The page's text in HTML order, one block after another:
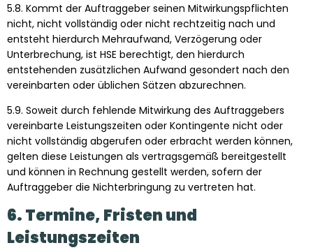
5.8. Kommt der Auftraggeber seinen Mitwirkungspflichten
nicht, nicht vollständig oder nicht rechtzeitig nach und
entsteht hierdurch Mehraufwand, Verzögerung oder
Unterbrechung, ist HSE berechtigt, den hierdurch
entstehenden zusätzlichen Aufwand gesondert nach den
vereinbarten oder üblichen Sätzen abzurechnen.
5.9. Soweit durch fehlende Mitwirkung des Auftraggebers
vereinbarte Leistungszeiten oder Kontingente nicht oder
nicht vollständig abgerufen oder erbracht werden können,
gelten diese Leistungen als vertragsgemäß bereitgestellt
und können in Rechnung gestellt werden, sofern der
Auftraggeber die Nichterbringung zu vertreten hat.
6. Termine, Fristen und
Leistungszeiten